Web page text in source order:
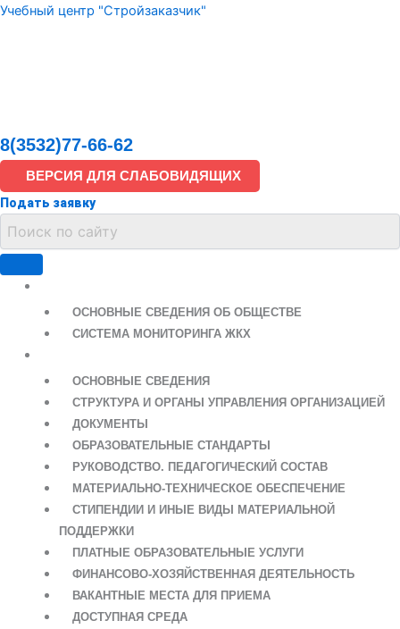
Перейти
Учебный центр "Стройзаказчик"
8(3532)77-66-62
ВЕРСИЯ ДЛЯ СЛАБОВИДЯЩИХ
Подать заявку
ОСНОВНЫЕ СВЕДЕНИЯ ОБ ОБЩЕСТВЕ
СИСТЕМА МОНИТОРИНГА ЖКХ
ОСНОВНЫЕ СВЕДЕНИЯ
СТРУКТУРА И ОРГАНЫ УПРАВЛЕНИЯ ОРГАНИЗАЦИЕЙ
ДОКУМЕНТЫ
ОБРАЗОВАТЕЛЬНЫЕ СТАНДАРТЫ
РУКОВОДСТВО. ПЕДАГОГИЧЕСКИЙ СОСТАВ
МАТЕРИАЛЬНО-ТЕХНИЧЕСКОЕ ОБЕСПЕЧЕНИЕ
СТИПЕНДИИ И ИНЫЕ ВИДЫ МАТЕРИАЛЬНОЙ
ПОДДЕРЖКИ
ПЛАТНЫЕ ОБРАЗОВАТЕЛЬНЫЕ УСЛУГИ
ФИНАНСОВО-ХОЗЯЙСТВЕННАЯ ДЕЯТЕЛЬНОСТЬ
ВАКАНТНЫЕ МЕСТА ДЛЯ ПРИЕМА
ДОСТУПНАЯ СРЕДА